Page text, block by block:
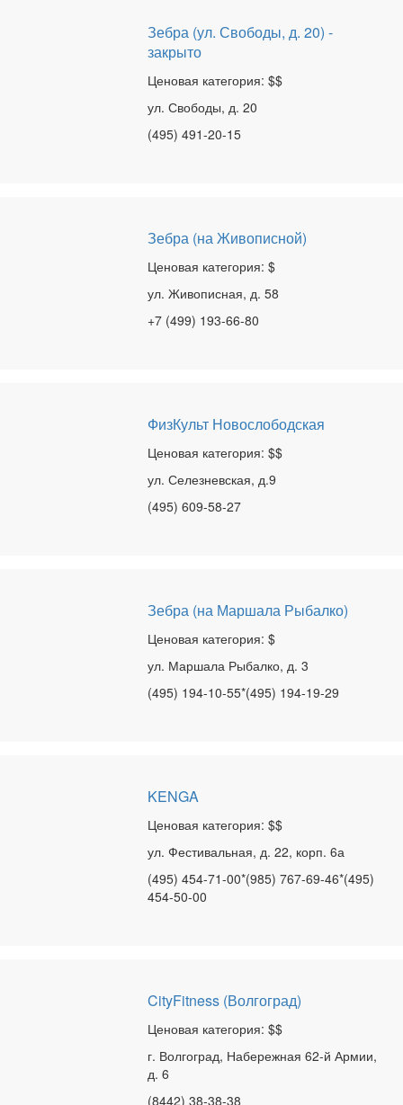
Зебра (ул. Свободы, д. 20) -
закрыто
Ценовая категория: $$
ул. Свободы, д. 20
(495) 491-20-15
Зебра (на Живописной)
Ценовая категория: $
ул. Живописная, д. 58
+7 (499) 193-66-80
ФизКульт Новослободская
Ценовая категория: $$
ул. Селезневская, д.9
(495) 609-58-27
Зебра (на Маршала Рыбалко)
Ценовая категория: $
ул. Маршала Рыбалко, д. 3
(495) 194-10-55*(495) 194-19-29
KENGA
Ценовая категория: $$
ул. Фестивальная, д. 22, корп. 6а
(495) 454-71-00*(985) 767-69-46*(495)
454-50-00
CityFitness (Волгоград)
Ценовая категория: $$
г. Волгоград, Набережная 62-й Армии,
д. 6
(8442) 38-38-38